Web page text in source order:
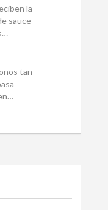
la
sauce
tan